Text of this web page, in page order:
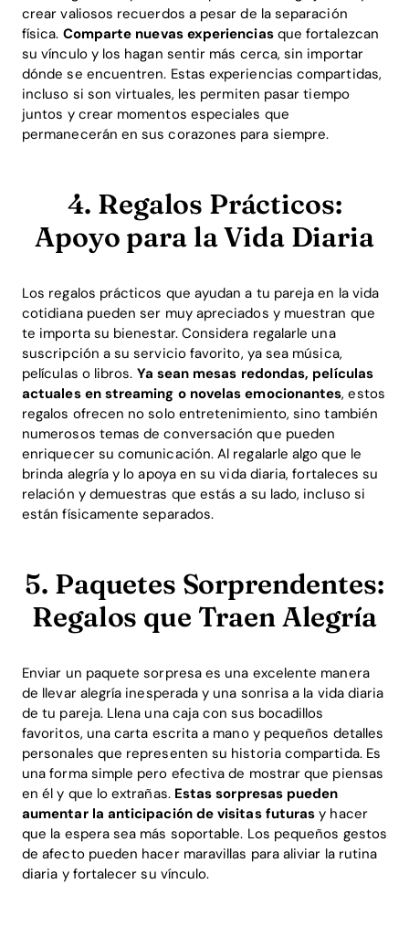
Home
Blog
Download
crear valiosos recuerdos a pesar de la separación
física. Comparte nuevas experienciasque fortalezcan
su vínculo y los hagan sentir más cerca, sin importar
dónde se encuentren. Estas experiencias compartidas,
incluso si son virtuales, les permiten pasar tiempo
juntos y crear momentos especiales que
permanecerán en sus corazones para siempre.
4. Regalos Prácticos:
Apoyo para la Vida Diaria
Los regalos prácticos que ayudan a tu pareja en la vida
cotidiana pueden ser muy apreciados y muestran que
te importa su bienestar. Considera regalarle una
suscripción a su servicio favorito, ya sea música,
películas o libros. Ya sean mesas redondas, películas
actuales en streaming o novelas emocionantes, estos
regalos ofrecen no solo entretenimiento, sino también
numerosos temas de conversación que pueden
enriquecer su comunicación. Al regalarle algo que le
brinda alegría y lo apoya en su vida diaria, fortaleces su
relación y demuestras que estás a su lado, incluso si
están físicamente separados.
5. Paquetes Sorprendentes:
Regalos que Traen Alegría
Enviar un paquete sorpresa es una excelente manera
de llevar alegría inesperada y una sonrisa a la vida diaria
de tu pareja. Llena una caja con sus bocadillos
favoritos, una carta escrita a mano y pequeños detalles
personales que representen su historia compartida. Es
una forma simple pero efectiva de mostrar que piensas
en él y que lo extrañas. Estas sorpresas pueden
aumentar la anticipación de visitas futuras y hacer
que la espera sea más soportable. Los pequeños gestos
de afecto pueden hacer maravillas para aliviar la rutina
diaria y fortalecer su vínculo.